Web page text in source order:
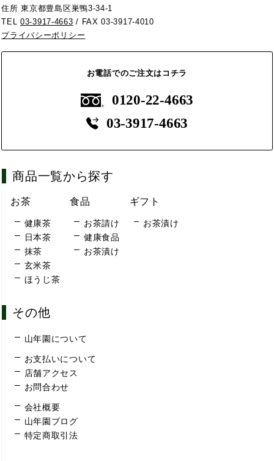
住所 東京都豊島区巣鴨3-34-1
TEL03-3917-4663 / FAX 03-3917-4010
プライバシーポリシー
お電話でのご注文はコチラ
0120-22-4663
03-3917-4663
商品一覧から探す
お茶
健康茶
日本茶
抹茶
玄米茶
ほうじ茶
食品
お茶請け
健康食品
お茶漬け
ギフト
お茶漬け
その他
山年園について
お支払いについて
店舗アクセス
お問合わせ
会社概要
山年園ブログ
特定商取引法